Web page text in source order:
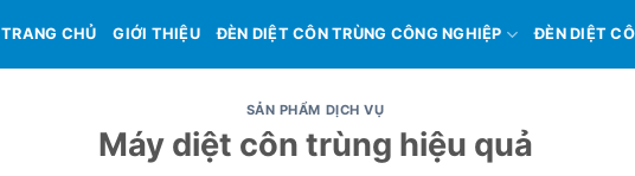
TRANG CHỦ GIỚI THIỆU ĐÈN DIỆT CÔN TRÙNG CÔNG NGHIỆP ĐÈN DIỆT
SẢN PHẨM DỊCH VỤ
Máy diệt côn trùng hiệu quả